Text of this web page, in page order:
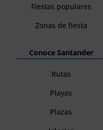
Fiestas populares
Zonas de fiesta
Conoce Santander
Rutas
Playas
Plazas